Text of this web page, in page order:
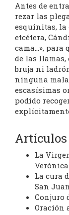
Antes de
rezar las
esquinitas, la
etcétera,
cama…», para
de las
bruja ni
ninguna
escasísimas
podido
Artículos
La
Verónica
La cura
San
Conjuro
Oración